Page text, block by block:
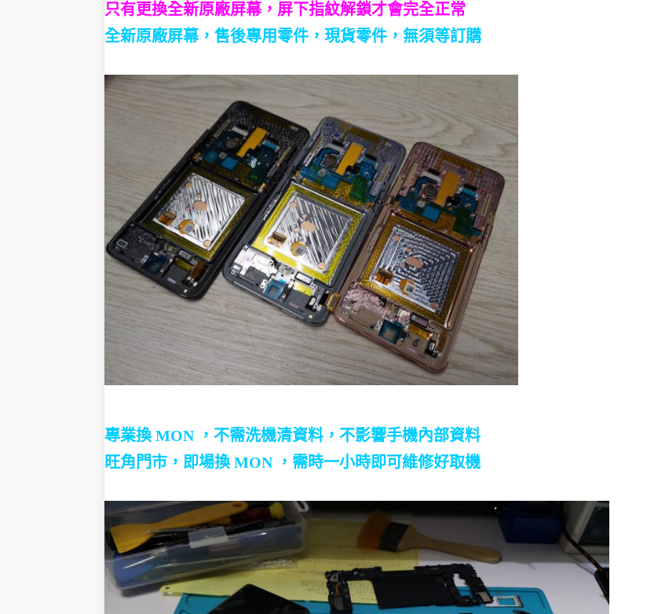
只有更換全新原廠屏幕，屏下指紋解鎖才會完全正常
全新原廠屏幕，售後專用零件，現貨零件，無須等訂購
專業換 MON ，不需洗機清資料，不影響手機內部資料
旺角門市，即場換 MON ，需時一小時即可維修好取機